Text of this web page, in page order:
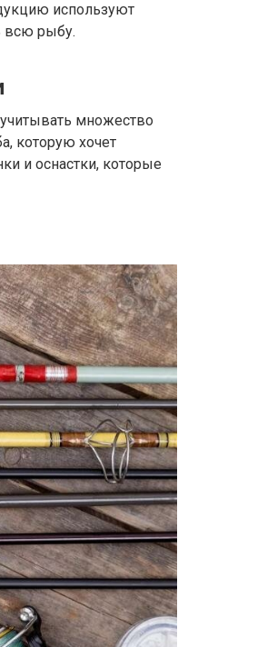
используют
всю рыбу.
множество
которую хочет
и оснастки, которые